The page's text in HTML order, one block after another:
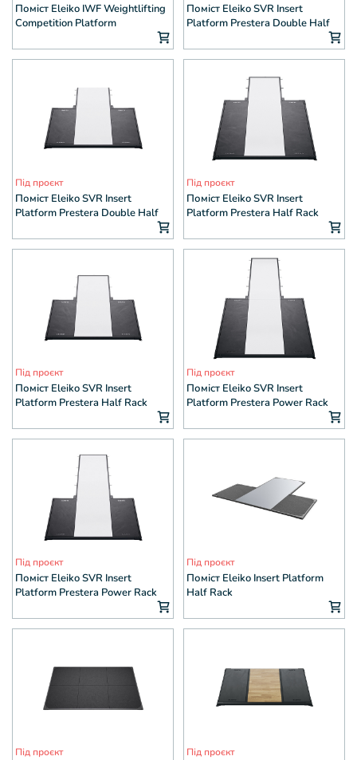
Помiст Eleiko IWF Weightlifting
Competition Platform
Поміст Eleiko SVR Insert
Platform Prestera Double Half
Під проєкт
Поміст Eleiko SVR Insert
Platform Prestera Double Half
Під проєкт
Поміст Eleiko SVR Insert
Platform Prestera Half Rack
Під проєкт
Поміст Eleiko SVR Insert
Platform Prestera Half Rack
Під проєкт
Поміст Eleiko SVR Insert
Platform Prestera Power Rack
Під проєкт
Поміст Eleiko SVR Insert
Platform Prestera Power Rack
Під проєкт
Поміст Eleiko Insert Platform
Half Rack
Під проєкт Під проєкт